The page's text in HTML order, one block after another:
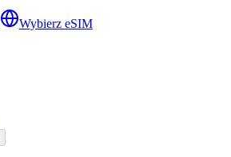
Wybierz eSIM